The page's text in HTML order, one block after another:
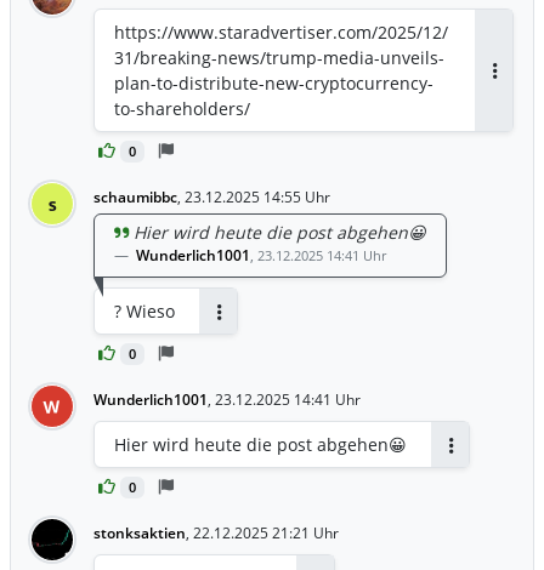
0
https://www.staradvertiser.com/2025/12/
31/breaking-news/trump-media-unveils-
plan-to-distribute-new-cryptocurrency-
to-shareholders/
s schaumibbc, 23.12.2025 14:55 Uhr
0
Hier wird heute die post abgehen😀
Wunderlich1001, 23.12.2025 14:41 Uhr
? Wieso
W Wunderlich1001, 23.12.2025 14:41 Uhr
0
Hier wird heute die post abgehen😀
stonksaktien, 22.12.2025 21:21 Uhr